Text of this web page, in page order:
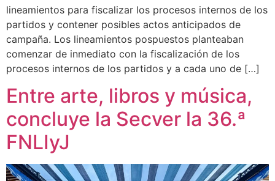
lineamientos para fiscalizar los procesos internos de los
partidos y contener posibles actos anticipados de
campaña. Los lineamientos pospuestos planteaban
comenzar de inmediato con la fiscalización de los
procesos internos de los partidos y a cada uno de […]
Entre arte, libros y música,
concluye la Secver la 36.ª
FNLIyJ